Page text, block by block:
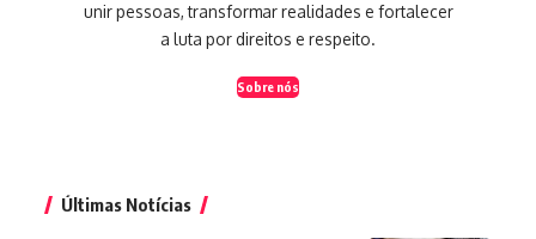
unir pessoas, transformar realidades e fortalecer
a luta por direitos e respeito.
Sobre nós
Últimas Notícias